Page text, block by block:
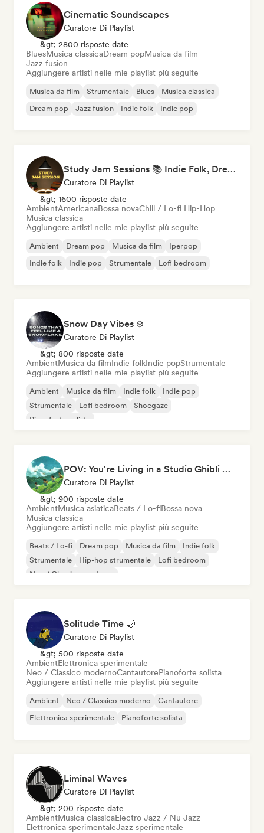
Cinematic Soundscapes
Curatore Di Playlist
&gt; 2800 risposte date
BluesMusica classicaDream popMusica da film
Jazz fusion
Aggiungere artisti nelle mie playlist più seguite
Musica da film Strumentale Blues
Musica classica
Dream pop
Jazz fusion Indie folk Indie pop
Study Jam Sessions 📚 Indie Folk, Dream Pop & Singer-Songwriter
Curatore Di Playlist
&gt; 1600 risposte date
AmbientAmericanaBossa novaChill / Lo-fi Hip-Hop
Musica classica
Aggiungere artisti nelle mie playlist più seguite
Ambient Dream pop Musica da film
Iperpop
Indie folk
Indie pop Strumentale Lofi bedroom
Snow Day Vibes ❄️
Curatore Di Playlist
&gt; 800 risposte date
AmbientMusica da filmIndie folkIndie popStrumentale
Aggiungere artisti nelle mie playlist più seguite
Ambient Musica da film Indie folk
Indie pop
Strumentale
Lofi bedroom
Shoegaze
Pianoforte solista
POV: You're Living in a Studio Ghibli Movie 🌱 Neo-Classical Piano & Dream Pop
Curatore Di Playlist
&gt; 900 risposte date
AmbientMusica asiaticaBeats / Lo-fiBossa nova
Musica classica
Aggiungere artisti nelle mie playlist più seguite
Beats / Lo-fi Dream pop Musica da film
Indie folk
Strumentale
Hip-hop strumentale
Lofi bedroom
Neo / Classico moderno
Solitude Time 🌙
Curatore Di Playlist
&gt; 500 risposte date
AmbientElettronica sperimentale
Neo / Classico modernoCantautorePianoforte solista
Aggiungere artisti nelle mie playlist più seguite
Ambient Neo / Classico moderno
Cantautore
Elettronica sperimentale
Pianoforte solista
Liminal Waves
Curatore Di Playlist
&gt; 200 risposte date
AmbientMusica classicaElectro Jazz / Nu Jazz
Elettronica sperimentaleJazz sperimentale